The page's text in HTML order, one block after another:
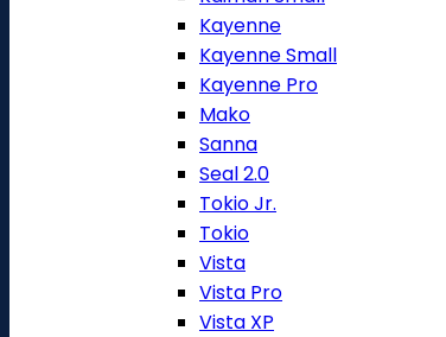
Kayenne
Kayenne Small
Kayenne Pro
Mako
Sanna
Seal 2.0
Tokio Jr.
Tokio
Vista
Vista Pro
Vista XP